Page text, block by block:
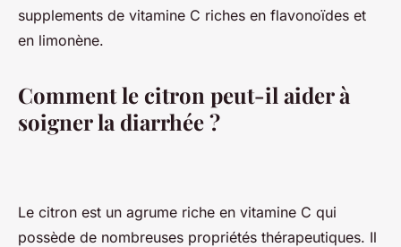
supplements de vitamine C riches en flavonoïdes et
en limonène.
Comment le citron peut-il aider à
soigner la diarrhée ?
Le citron est un agrume riche en vitamine C qui
possède de nombreuses propriétés thérapeutiques. Il